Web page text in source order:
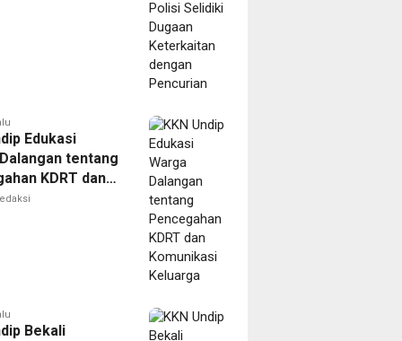
Edukasi
tentang
KDRT dan
Keluarga
Bekali